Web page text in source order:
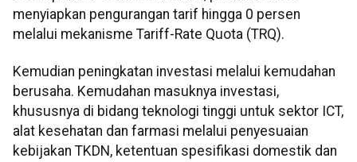
menyiapkan pengurangan tarif hingga 0 persen
melalui mekanisme Tariff-Rate Quota (TRQ).
Kemudian peningkatan investasi melalui kemudahan
berusaha. Kemudahan masuknya investasi,
khususnya di bidang teknologi tinggi untuk sektor ICT,
alat kesehatan dan farmasi melalui penyesuaian
kebijakan TKDN, ketentuan spesifikasi domestik dan